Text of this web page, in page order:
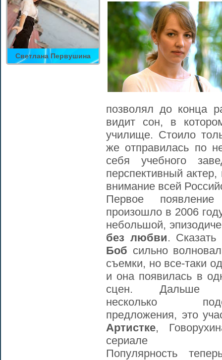
Светлана Первушина
позволял до конца
видит сон, в
училище. Стоило
же отправилась по
себя учебного
перспективный
внимание всей
Первое
произошло в 2006
небольшой,
без любви.
Боб сильно
съемки, но все-таки
и она появилась в
сцен. Дальше
несколько
предложения, это
Артистке,
сериале
Популярность